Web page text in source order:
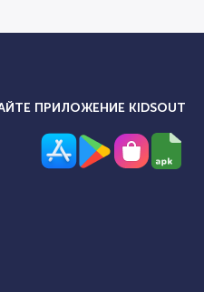
ПРИЛОЖЕНИЕ KIDSOUT